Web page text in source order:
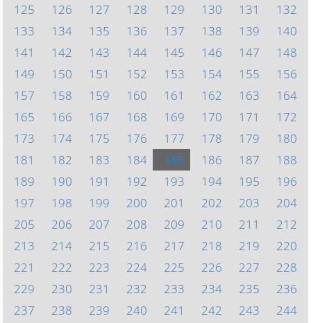
125
126 127 128 129 130 131
132
133
134 135 136 137 138 139
140
141
142 143 144 145 146 147
148
149
150 151 152 153 154 155
156
157
158 159 160 161 162 163
164
165
166 167 168 169 170 171
172
173
174 175 176 177 178 179
180
181
182 183 184 185 186 187
188
189
190 191 192 193 194 195
196
197
198 199 200 201 202 203
204
205
206 207 208 209 210 211
212
213
214 215 216 217 218 219
220
221
222 223 224 225 226 227
228
229
230 231 232 233 234 235
236
237
238 239 240 241 242 243
244